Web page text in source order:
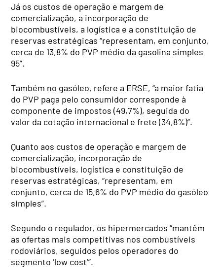
Já os custos de operação e margem de
comercialização, a incorporação de
biocombustíveis, a logística e a constituição de
reservas estratégicas “representam, em conjunto,
cerca de 13,8% do PVP médio da gasolina simples
95”.
Também no gasóleo, refere a ERSE, “a maior fatia
do PVP paga pelo consumidor corresponde à
componente de impostos (49,7%), seguida do
valor da cotação internacional e frete (34,8%)”.
Quanto aos custos de operação e margem de
comercialização, incorporação de
biocombustíveis, logística e constituição de
reservas estratégicas, “representam, em
conjunto, cerca de 15,6% do PVP médio do gasóleo
simples”.
Segundo o regulador, os hipermercados “mantêm
as ofertas mais competitivas nos combustíveis
rodoviários, seguidos pelos operadores do
segmento ‘low cost’”.